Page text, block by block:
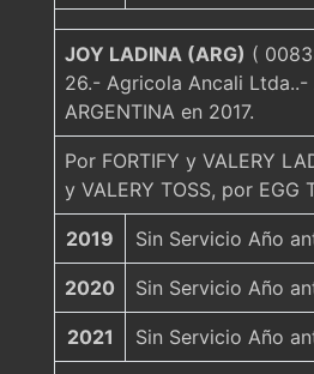
JOY LADINA (ARG) (
26.- Agricola Ancali Ltda..-
ARGENTINA en 2017.
Por FORTIFY y VALERY
y VALERY TOSS, por EGG
2019 Sin Servicio Año
2020 Sin Servicio Año
2021 Sin Servicio Año